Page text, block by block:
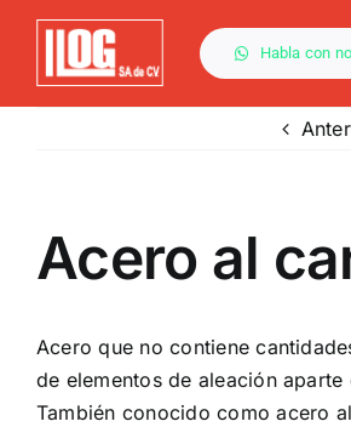
Saltar
contenido
Habla con
Acero al
Acero que no contiene
de elementos de aleaciónaparte
También conocido como acero